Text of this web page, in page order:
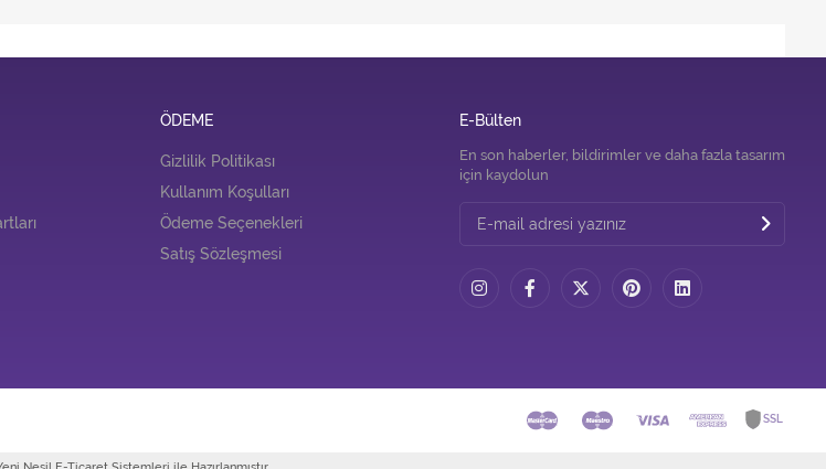
E-Bülten
En son haberler, bildirimler ve daha fazla tasarım
için kaydolun
ÖDEME
Gizlilik Politikası
Kullanım Koşulları
Ödeme Seçenekleri
Satış Sözleşmesi